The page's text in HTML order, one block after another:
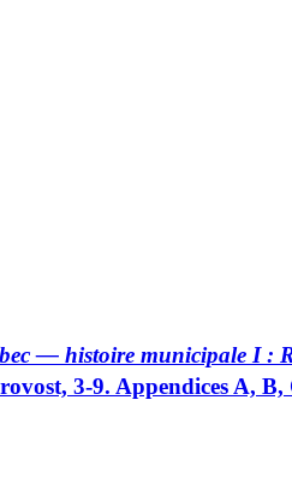
— histoire municipale I :
3-9. Appendices A, B,